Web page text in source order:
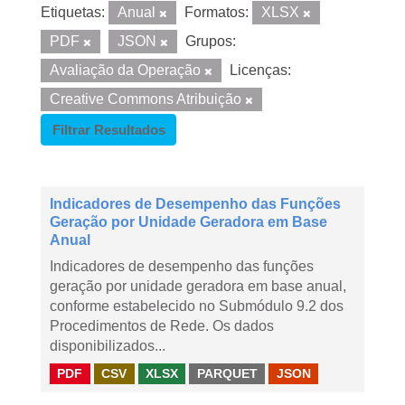
Etiquetas: Anual Formatos:
XLSX
PDF
JSON
Grupos:
Avaliação da Operação
Licenças:
Creative Commons Atribuição
Filtrar Resultados
Indicadores de Desempenho das Funções
Geração por Unidade Geradora em Base
Anual
Indicadores de desempenho das funções
geração por unidade geradora em base anual,
conforme estabelecido no Submódulo 9.2 dos
Procedimentos de Rede. Os dados
disponibilizados...
PDF CSV XLSX PARQUET JSON